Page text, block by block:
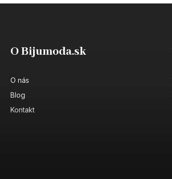
O Bijumoda.sk
O nás
Blog
Kontakt